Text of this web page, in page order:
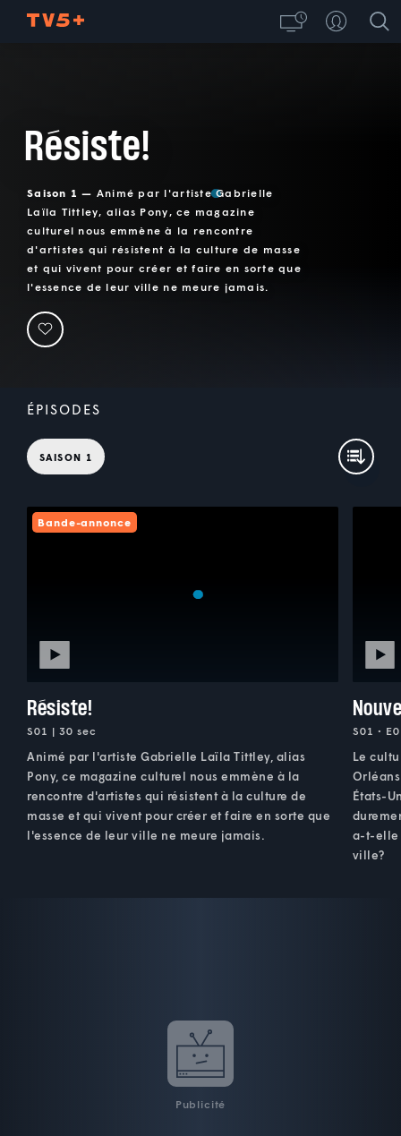
Résiste!
Saison 1 — Animé par l'artiste Gabrielle
Laïla Tittley, alias Pony, ce magazine
culturel nous emmène à la rencontre
d'artistes qui résistent à la culture de masse
et qui vivent pour créer et faire en sorte que
l'essence de leur ville ne meure jamais.
ÉPISODES
SAISON 1
Bande-annonce
Résiste!
S01 | 30 sec
Animé par l'artiste Gabrielle Laïla Tittley, alias
Pony, ce magazine culturel nous emmène à la
rencontre d'artistes qui résistent à la culture de
masse et qui vivent pour créer et faire en sorte que
l'essence de leur ville ne meure jamais.
S01 •
Le
États-
a-t-elle
ville?
Publicité